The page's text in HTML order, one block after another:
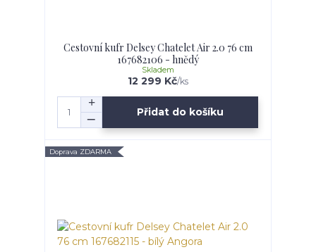
Cestovní kufr Delsey Chatelet Air 2.0 76 cm
167682106 - hnědý
12 299 Kč/ks
Skladem
Přidat do košíku
Doprava ZDARMA